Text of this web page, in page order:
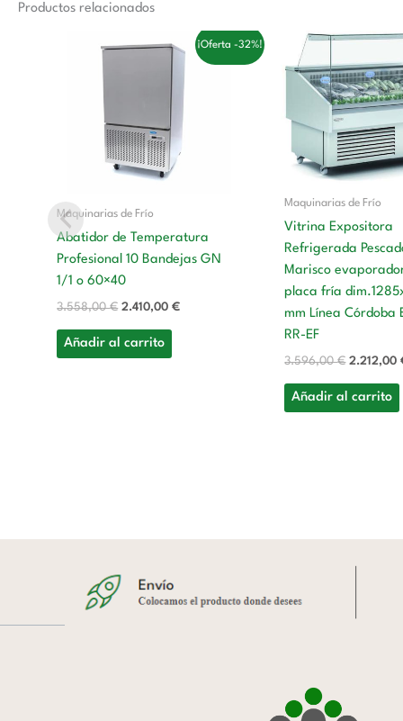
Productos relacionados
¡Oferta -32%!
Maquinarias de Frío
Abatidor de Temperatura
Profesional 10 Bandejas GN
1/1 o 60×40
3.558,00€ 2.410,00€
precio
Añadir al carrito
Maquinarias de Frío
Vitrina Expositora
Refrigerada
Marisco
placa fría
mm Línea Córdoba
RR-EF
3.596,00€
El
original
era:
3.596,00
2.212,00
Añadir al carrito